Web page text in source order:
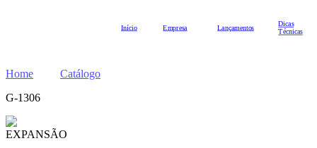
Início Empresa Lançamentos
Dicas
Técnicas
Home
Catálogo
G-1306
EXPANSÃO